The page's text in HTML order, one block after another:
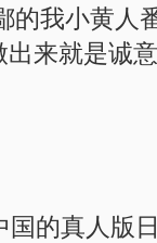
的我小黄
来就是诚
国的真人版